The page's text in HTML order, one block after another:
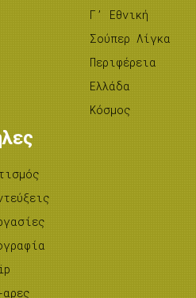
Γ’ Εθνική
Σούπερ Λίγκα
Περιφέρεια
Ελλάδα
Κόσμος